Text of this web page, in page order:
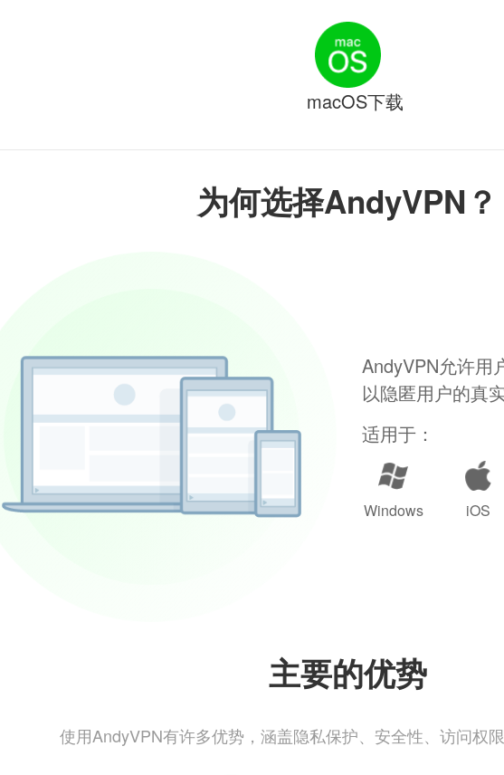
为何选择AndyVPN？
AndyVPN允许用
以隐匿用户的真
适用于：
Windows iOS
主要的优势
使用AndyVPN有许多优势，涵盖隐私保护、安全性、访问权
macOS下载